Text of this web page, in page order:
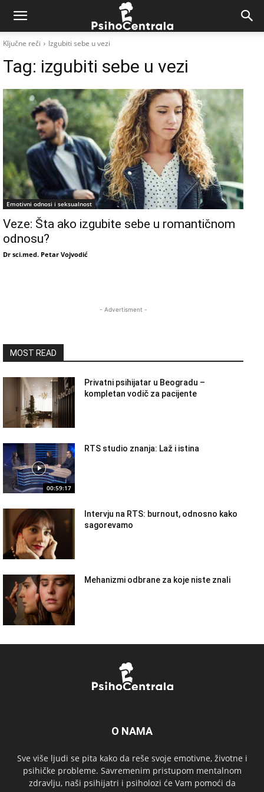
Ključne reči Izgubiti sebe u vezi
Tag: izgubiti sebe u vezi
Emotivni odnosi i seksualnost
Veze: Šta ako izgubite sebe u romantičnom
odnosu?
Dr sci.med. Petar Vojvodić
- Advertisment -
MOST READ
Privatni psihijatar u Beogradu –
kompletan vodič za pacijente
00:59:17
RTS studio znanja: Laž i istina
Intervju na RTS: burnout, odnosno kako
sagorevamo
Mehanizmi odbrane za koje niste znali
O NAMA
Sve više ljudi se pita kako da reše svoje emotivne, životne i
psihičke probleme. Savremenim pristupom mentalnom
zdravlju, naši psihijatri i psiholozi će Vam pomoći da